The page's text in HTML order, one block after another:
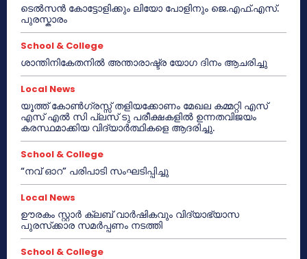
ടെൽസൻ കോട്ടോളിക്കും ലിയോ പോളിനും ജെ.എഫ്.എസ്.
പുരസ്കാരം
School & College
ശാന്തിനികേതനിൽ അന്താരാഷ്ട്ര യോഗ ദിനം ആചരിച്ചു
Local News
യൂത്ത് കോൺഗ്രസ്സ് തളിയക്കോണം മേഖല കമ്മറ്റി എസ്
എസ് എൽ സി പ്ലസ് ടു പരീക്ഷകളിൽ ഉന്നതവിജയം
കരസ്ഥമാക്കിയ വിദ്യാർത്ഥികളെ ആദരിച്ചു.
School & College
“നവ് ഓറ” പരിപാടി സംഘടിപ്പിച്ചു
Local News
ഊരകം സ്റ്റാർ ക്ലബ് വാർഷികവും വിദ്യാഭ്യാസ
പുരസ്‌ക്കാര സമർപ്പണം നടത്തി
School & College